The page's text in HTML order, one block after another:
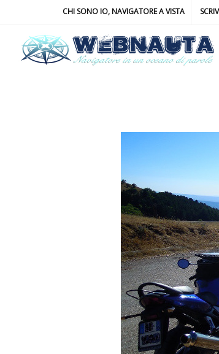
CHI SONO IO, NAVIGATORE A VISTA